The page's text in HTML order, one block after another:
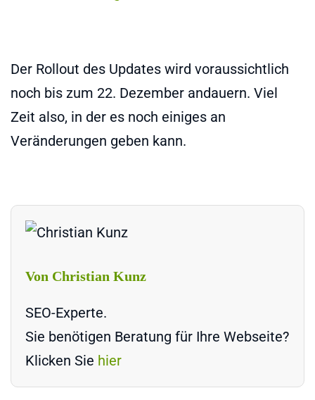
Der Rollout des Updates wird voraussichtlich
noch bis zum 22. Dezember andauern. Viel
Zeit also, in der es noch einiges an
Veränderungen geben kann.
Von Christian Kunz
SEO-Experte.
Sie benötigen Beratung für Ihre Webseite?
Klicken Sie hier